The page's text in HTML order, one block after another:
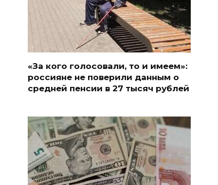
«За кого голосовали, то и имеем»:
россияне не поверили данным о
средней пенсии в 27 тысяч рублей